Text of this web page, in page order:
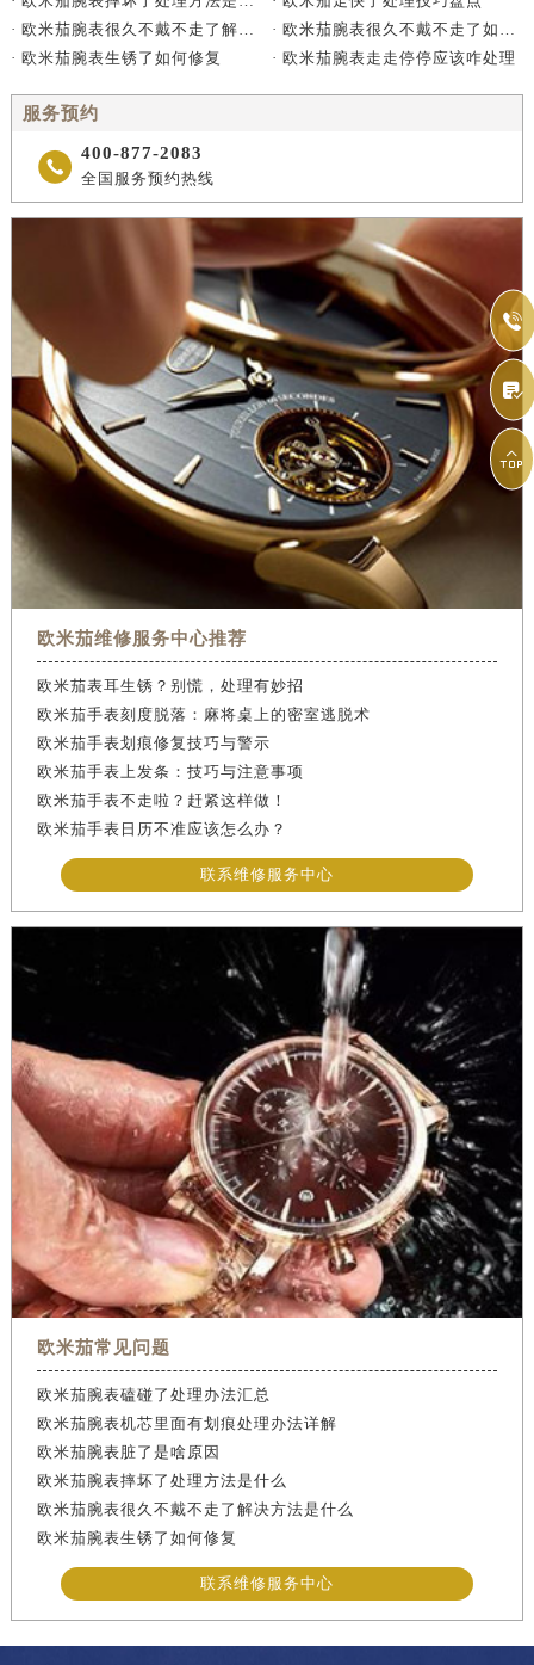
· 欧米茄腕表很久不戴不走了解决方法是什么
· 欧米茄腕表生锈了如何修复
· 欧米茄腕表走走停停应该咋处理
服务预约
 400-877-2083
全国服务预约热线
欧米茄维修服务中心推荐
欧米茄表耳生锈？别慌，处理有妙招
欧米茄手表刻度脱落：麻将桌上的密室逃脱术
欧米茄手表划痕修复技巧与警示
欧米茄手表上发条：技巧与注意事项
欧米茄手表不走啦？赶紧这样做！
欧米茄手表日历不准应该怎么办？
联系维修服务中心
欧米茄常见问题
欧米茄腕表磕碰了处理办法汇总
欧米茄腕表机芯里面有划痕处理办法详解
欧米茄腕表脏了是啥原因
欧米茄腕表摔坏了处理方法是什么
欧米茄腕表很久不戴不走了解决方法是什么
欧米茄腕表生锈了如何修复
联系维修服务中心


